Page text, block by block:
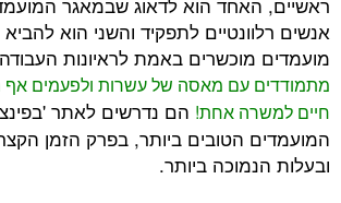
לתפקיד והשני הוא להביא רק
באמת לראיונות העבודה.מנהלי גיוס
מאסה של עשרות ולפעמים אף מאות קורות
אחת!הם נדרשים לאתר 'בפינצטה' את
ביותר, בפרק הזמן הקצר ביותר
ביותר.